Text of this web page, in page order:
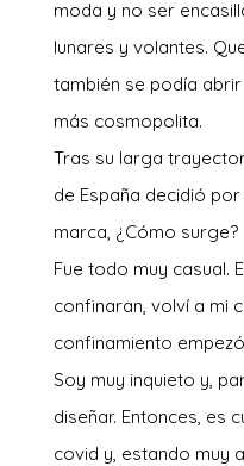
moda y no ser
lunares y volantes.
también se podía
más cosmopolita.
Tras su larga
de España decidió
marca, ¿Cómo surge?
Fue todo muy casual.
confinaran, volví a mi
confinamiento
Soy muy inquieto y,
diseñar. Entonces, es
covid y, estando muy